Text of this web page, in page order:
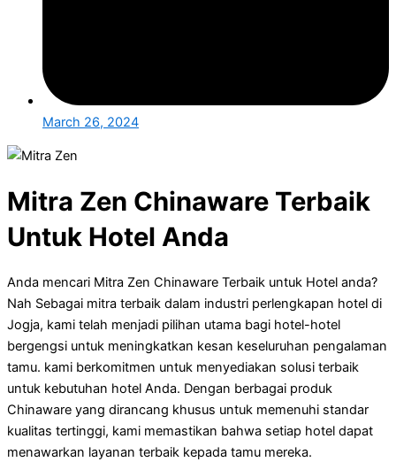
March 26, 2024
Mitra Zen Chinaware Terbaik
Untuk Hotel Anda
Anda mencari Mitra Zen Chinaware Terbaik untuk Hotel anda?
Nah Sebagai mitra terbaik dalam industri perlengkapan hotel di
Jogja, kami telah menjadi pilihan utama bagi hotel-hotel
bergengsi untuk meningkatkan kesan keseluruhan pengalaman
tamu. kami berkomitmen untuk menyediakan solusi terbaik
untuk kebutuhan hotel Anda. Dengan berbagai produk
Chinaware yang dirancang khusus untuk memenuhi standar
kualitas tertinggi, kami memastikan bahwa setiap hotel dapat
menawarkan layanan terbaik kepada tamu mereka.